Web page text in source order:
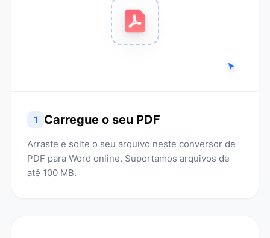
1 Carregue o seu PDF
Arraste e solte o seu arquivo neste conversor de
PDF para Word online. Suportamos arquivos de
até 100 MB.